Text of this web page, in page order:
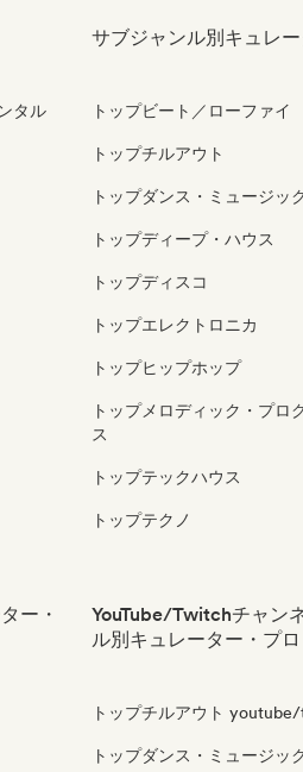
タル
サブジャンル別キュレ
トップビート／ローファイ
トップチルアウト
トップダンス・ミュージッ
トップディープ・ハウス
トップディスコ
トップエレクトロニカ
トップヒップホップ
トップメロディック・プロ
ス
トップテックハウス
トップテクノ
ー・
YouTube/Twitchチャン
ル別キュレーター・プロ
トップチルアウト
トップダンス・ミュージ